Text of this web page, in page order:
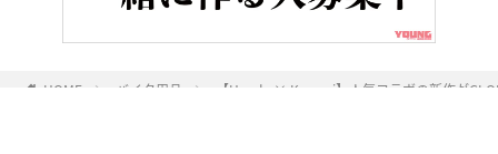
HOME バイク用品 【Honda × Kuromi】人気コラボの新作が